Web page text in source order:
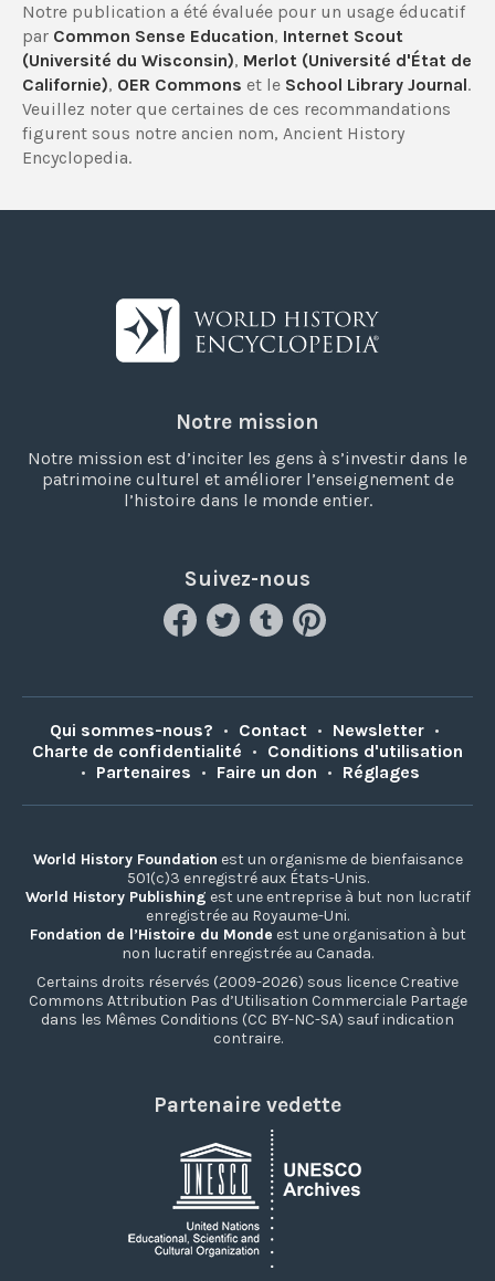
Notre publication a été évaluée pour un usage éducatif
par Common Sense Education, Internet Scout
(Université du Wisconsin), Merlot (Université d'État de
Californie), OER Commons et le School Library Journal.
Veuillez noter que certaines de ces recommandations
figurent sous notre ancien nom, Ancient History
Encyclopedia.
Notre mission
Notre mission est d’inciter les gens à s’investir dans le
patrimoine culturel et améliorer l’enseignement de
l’histoire dans le monde entier.
Suivez-nous
Qui sommes-nous? • Contact • Newsletter •
Charte de confidentialité • Conditions d'utilisation
• Partenaires • Faire un don • Réglages
World History Foundation est un organisme de bienfaisance
501(c)3 enregistré aux États-Unis.
World History Publishing est une entreprise à but non lucratif
enregistrée au Royaume-Uni.
Fondation de l’Histoire du Monde est une organisation à but
non lucratif enregistrée au Canada.
Certains droits réservés (2009-2026) sous licence Creative
Commons Attribution Pas d’Utilisation Commerciale Partage
dans les Mêmes Conditions (CC BY-NC-SA) sauf indication
contraire.
Partenaire vedette